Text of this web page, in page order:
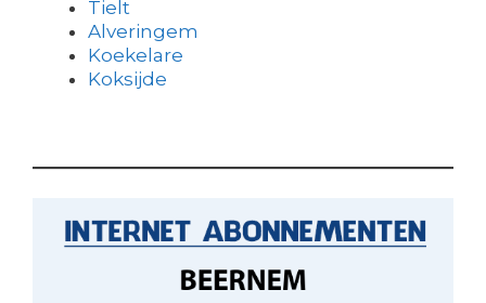
Tielt
Alveringem
Koekelare
Koksijde